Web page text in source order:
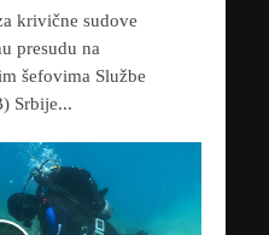
krivične sudove
presudu na
šefovima Službe
Srbije...